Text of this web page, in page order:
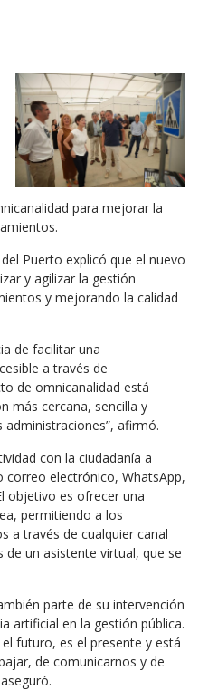
para mejorar la
Puerto explicó que el nuevo
y agilizar la gestión
y mejorando la calidad
de facilitar una
a través de
de omnicanalidad está
más cercana, sencilla y
administraciones”, afirmó.
con la ciudadanía a
correo electrónico, WhatsApp,
objetivo es ofrecer una
permitiendo a los
a través de cualquier canal
un asistente virtual, que se
parte de su intervención
artificial en la gestión pública.
futuro, es el presente y está
de comunicarnos y de